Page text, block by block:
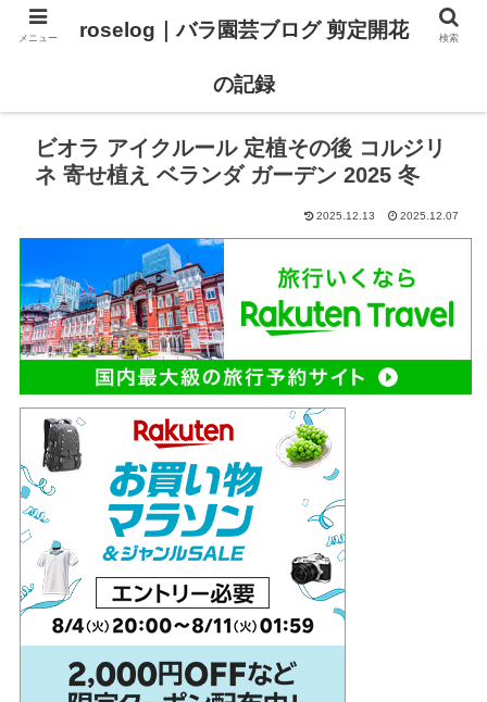
ビオラ アイクルール 定植その後 コルジリ
ネ 寄せ植え ベランダ ガーデン 2025 冬
2025.12.13 2025.12.07
メニュー roselog｜バラ園芸ブログ 剪定開花
の記録
検索